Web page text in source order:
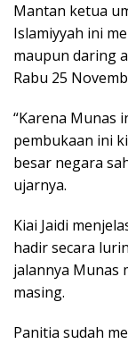
Mantan ketua
Islamiyyah ini
maupun daring
Rabu 25
“Karena Munas
pembukaan ini
besar negara
ujarnya.
Kiai Jaidi
hadir secara
jalannya Munas
masing.
Panitia sudah